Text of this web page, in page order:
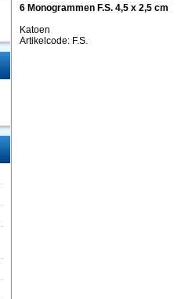
6 Monogrammen F.S. 4,5 x 2,5 cm
Katoen
Artikelcode: F.S.